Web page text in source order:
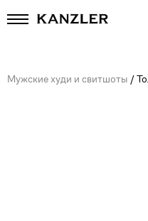
Мужские худи и свитшоты /